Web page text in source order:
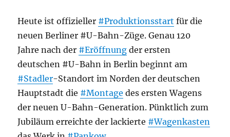
Heute ist offizieller #Produktionsstart für die
neuen Berliner #U-Bahn-Züge. Genau 120
Jahre nach der #Eröffnung der ersten
deutschen #U-Bahn in Berlin beginnt am
#Stadler-Standort im Norden der deutschen
Hauptstadt die #Montage des ersten Wagens
der neuen U-Bahn-Generation. Pünktlich zum
Jubiläum erreichte der lackierte #Wagenkasten